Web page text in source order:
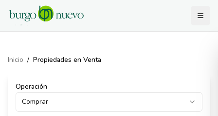
Inicio / Propiedades en Venta
Operación
Comprar